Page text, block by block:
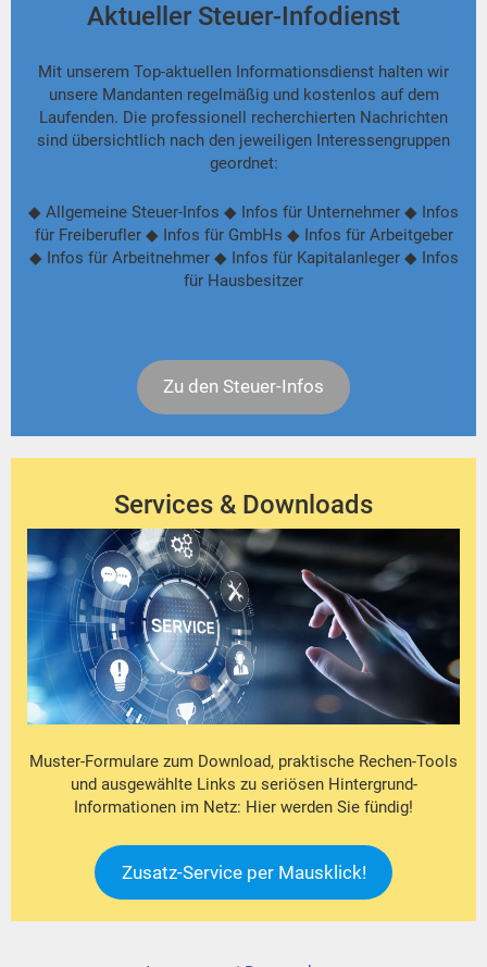
Aktueller Steuer-Infodienst
Mit unserem Top-aktuellen Informationsdienst halten wir
unsere Mandanten regelmäßig und kostenlos auf dem
Laufenden. Die professionell recherchierten Nachrichten
sind übersichtlich nach den jeweiligen Interessengruppen
geordnet:
◆ Allgemeine Steuer-Infos ◆ Infos für Unternehmer ◆ Infos
für Freiberufler ◆ Infos für GmbHs ◆ Infos für Arbeitgeber
◆ Infos für Arbeitnehmer ◆ Infos für Kapitalanleger ◆ Infos
für Hausbesitzer
Zu den Steuer-Infos
Services & Downloads
Muster-Formulare zum Download, praktische Rechen-Tools
und ausgewählte Links zu seriösen Hintergrund-
Informationen im Netz: Hier werden Sie fündig!
Zusatz-Service per Mausklick!